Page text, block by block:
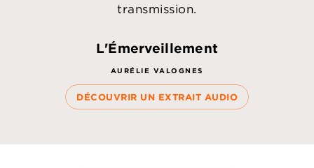
transmission.
L'Émerveillement
AURÉLIE VALOGNES
DÉCOUVRIR UN EXTRAIT AUDIO